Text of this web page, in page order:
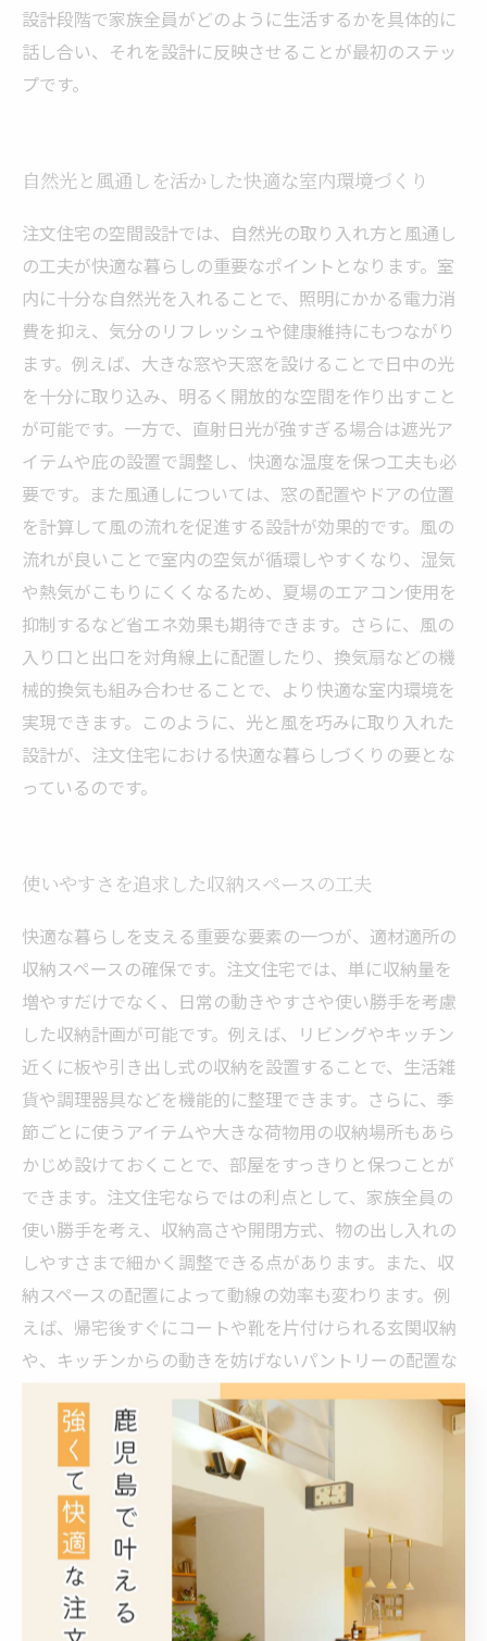
設計段階で家族全員がどのように生活するかを具体的に
話し合い、それを設計に反映させることが最初のステッ
プです。
自然光と風通しを活かした快適な室内環境づくり
注文住宅の空間設計では、自然光の取り入れ方と風通し
の工夫が快適な暮らしの重要なポイントとなります。室
内に十分な自然光を入れることで、照明にかかる電力消
費を抑え、気分のリフレッシュや健康維持にもつながり
ます。例えば、大きな窓や天窓を設けることで日中の光
を十分に取り込み、明るく開放的な空間を作り出すこと
が可能です。一方で、直射日光が強すぎる場合は遮光ア
イテムや庇の設置で調整し、快適な温度を保つ工夫も必
要です。また風通しについては、窓の配置やドアの位置
を計算して風の流れを促進する設計が効果的です。風の
流れが良いことで室内の空気が循環しやすくなり、湿気
や熱気がこもりにくくなるため、夏場のエアコン使用を
抑制するなど省エネ効果も期待できます。さらに、風の
入り口と出口を対角線上に配置したり、換気扇などの機
械的換気も組み合わせることで、より快適な室内環境を
実現できます。このように、光と風を巧みに取り入れた
設計が、注文住宅における快適な暮らしづくりの要とな
っているのです。
使いやすさを追求した収納スペースの工夫
快適な暮らしを支える重要な要素の一つが、適材適所の
収納スペースの確保です。注文住宅では、単に収納量を
増やすだけでなく、日常の動きやすさや使い勝手を考慮
した収納計画が可能です。例えば、リビングやキッチン
近くに板や引き出し式の収納を設置することで、生活雑
貨や調理器具などを機能的に整理できます。さらに、季
節ごとに使うアイテムや大きな荷物用の収納場所もあら
かじめ設けておくことで、部屋をすっきりと保つことが
できます。注文住宅ならではの利点として、家族全員の
使い勝手を考え、収納高さや開閉方式、物の出し入れの
しやすさまで細かく調整できる点があります。また、収
納スペースの配置によって動線の効率も変わります。例
えば、帰宅後すぐにコートや靴を片付けられる玄関収納
や、キッチンからの動きを妨げないパントリーの配置な
ど、一連の暮らしの流れに合わせた計画が鍵です。こう
した収納の工夫は掃除や整理整頓の負担を減らし、毎日
の生活の快適さに直接結びつくため、注文住宅を建てる
際には専門家と相談しながら細部まで設計に反映させる
ことが望まれます。
生活動線の最適化でストレスフリーな暮らしを実現